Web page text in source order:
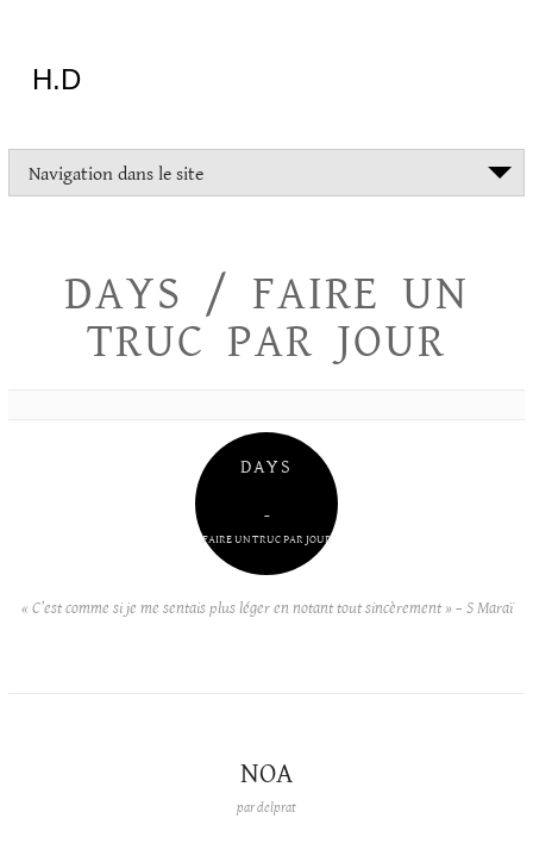
H.D
Navigation dans le site
DAYS / FAIRE UN
TRUC PAR JOUR
DAYS
–
FAIRE UN TRUC PAR JOUR
« C’est comme si je me sentais plus léger en notant tout sincèrement » – S Maraï
NOA
pardelprat